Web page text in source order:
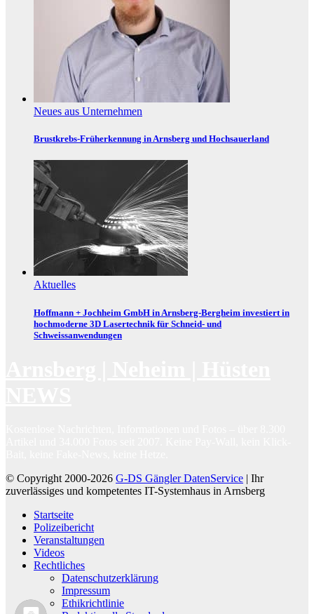
Neues aus Unternehmen
Brustkrebs-Früherkennung in Arnsberg und Hochsauerland
Aktuelles
Hoffmann + Jochheim GmbH in Arnsberg-Bergheim investiert in
hochmoderne 3D Lasertechnik für Schneid- und
Schweissanwendungen
© Copyright 2000-2026 G-DS Gängler DatenService | Ihr
zuverlässiges und kompetentes IT-Systemhaus in Arnsberg
Startseite
Polizeibericht
Veranstaltungen
Videos
Rechtliches
Datenschutzerklärung
Impressum
Ethikrichtlinie